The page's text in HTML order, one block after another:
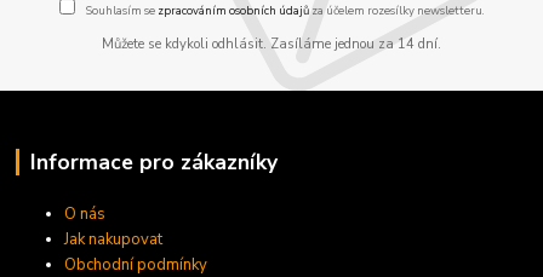
Souhlasím se zpracováním osobních údajůza účelem rozesílky newsletteru.
Můžete se kdykoli odhlásit. Zasíláme jednou za 14 dní.
Informace pro zákazníky
O nás
Jak nakupovat
Obchodní podmínky